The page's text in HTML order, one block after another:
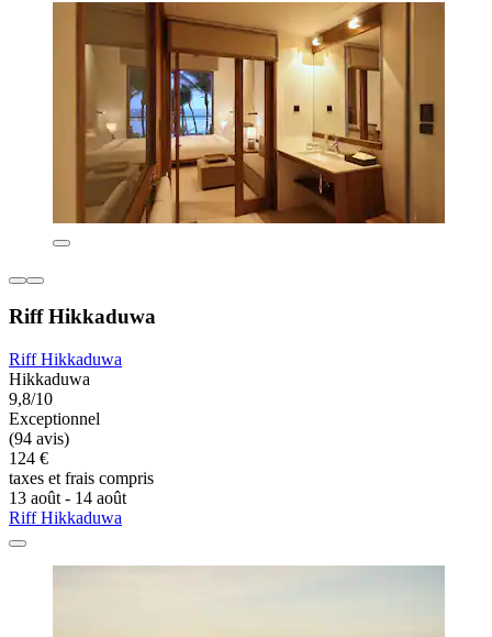
Riff Hikkaduwa
Riff Hikkaduwa
Hikkaduwa
9,8/10
Exceptionnel
(94 avis)
124 €
taxes et frais compris
13 août - 14 août
Riff Hikkaduwa